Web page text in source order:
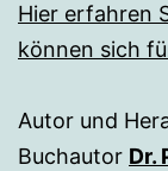
Hier erfahren
können sich
Autor und
Buchautor Dr.